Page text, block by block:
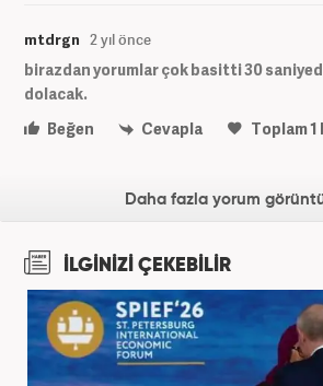
mtdrgn 2 yıl önce
birazdan yorumlar çok basitti 30
dolacak.
Beğen
Cevapla Toplam1
Daha fazla yorum
İLGİNİZİ ÇEKEBİLİR